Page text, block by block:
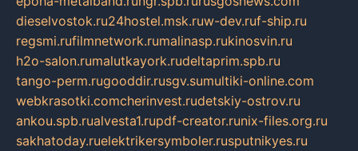
dieselvostok.ru24hostel.msk.ruw-dev.ruf-ship.ru
regsmi.rufilmnetwork.rumalinasp.rukinosvin.ru
h2o-salon.rumalutkayork.rudeltaprim.spb.ru
tango-perm.rugooddir.rusgv.sumultiki-online.com
webkrasotki.comcherinvest.rudetskiy-ostrov.ru
ankou.spb.rualvesta1.rupdf-creator.runix-files.org.ru
sakhatoday.ruelektrikersymboler.rusputnikyes.ru